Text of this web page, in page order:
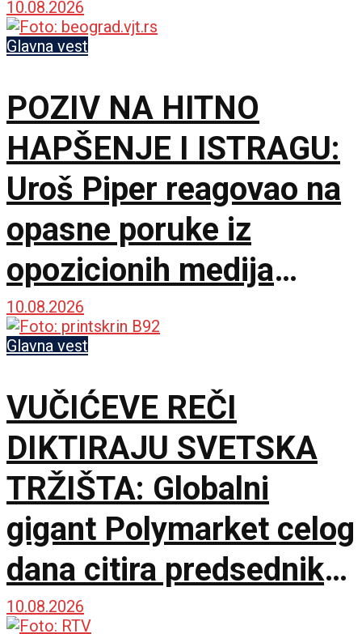
sudbini Irana
10.08.2026
Glavna vest
POZIV NA HITNO
HAPŠENJE I ISTRAGU:
Uroš Piper reagovao na
opasne poruke iz
opozicionih medija
upućene šefu države
10.08.2026
Glavna vest
VUČIĆEVE REČI
DIKTIRAJU SVETSKA
TRŽIŠTA: Globalni
gigant Polymarket celog
dana citira predsednika
Srbije
10.08.2026